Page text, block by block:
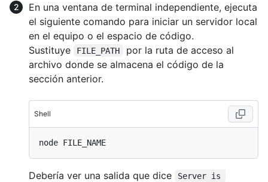
En una ventana de terminal independiente, ejecuta
el siguiente comando para iniciar un servidor local
en el equipo o el espacio de código.
Sustituye
FILE_PATH
por la ruta de acceso al
archivo donde se almacena el código de la
sección anterior.
Shell
Debería ver una salida que dice
Server is